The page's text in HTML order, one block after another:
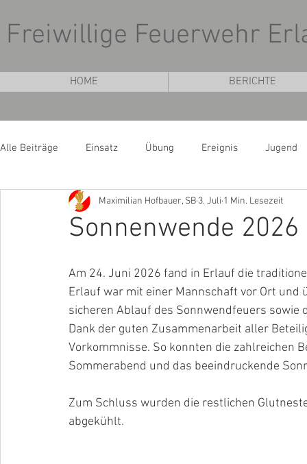
Freiwillige Feuerwehr
HOME BERICHTE
Alle Beiträge Einsatz Übung Ereignis Jugend
Sonnenwende 2026
Maximilian Hofbauer, SB 3. Juli 1 Min. Lesezeit
Am 24. Juni 2026 fand in Erlauf die
Erlauf war mit einer Mannschaft vor Ort
sicheren Ablauf des Sonnwendfeuers
Dank der guten Zusammenarbeit aller
Vorkommnisse. So konnten die zahlreichen
Sommerabend und das beeindruckende
Zum Schluss wurden die restlichen
abgekühlt.